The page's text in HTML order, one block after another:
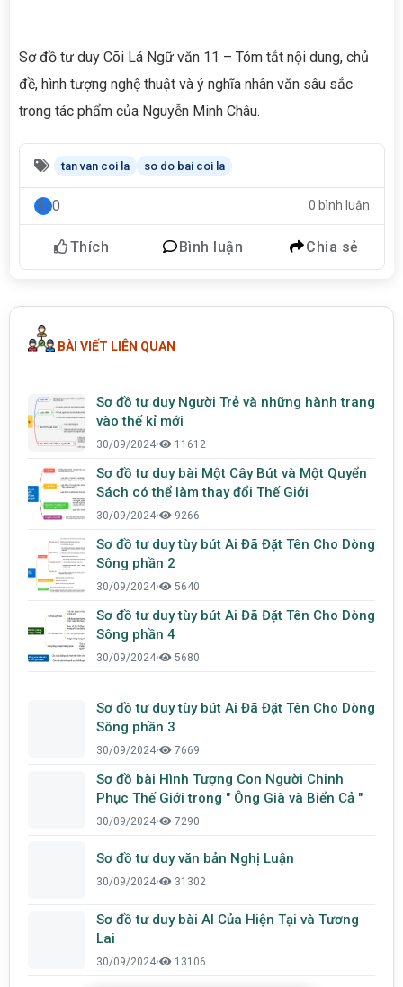
Sơ đồ tư duy Cõi Lá Ngữ văn 11 – Tóm tắt nội dung, chủ
đề, hình tượng nghệ thuật và ý nghĩa nhân văn sâu sắc
trong tác phẩm của Nguyễn Minh Châu.
tan van coi la so do bai coi la
0 0 bình luận
Thích Bình luận Chia sẻ
BÀI VIẾT LIÊN QUAN
Sơ đồ tư duy Người Trẻ và những hành trang
vào thế kỉ mới
30/09/2024• 11612
Sơ đồ tư duy bài Một Cây Bút và Một Quyển
Sách có thể làm thay đổi Thế Giới
30/09/2024• 9266
Sơ đồ tư duy tùy bút Ai Đã Đặt Tên Cho Dòng
Sông phần 2
30/09/2024• 5640
Sơ đồ tư duy tùy bút Ai Đã Đặt Tên Cho Dòng
Sông phần 4
30/09/2024• 5680
Sơ đồ tư duy tùy bút Ai Đã Đặt Tên Cho Dòng
Sông phần 3
30/09/2024• 7669
Sơ đồ bài Hình Tượng Con Người Chinh
Phục Thế Giới trong " Ông Già và Biển Cả "
30/09/2024• 7290
Sơ đồ tư duy văn bản Nghị Luận
30/09/2024• 31302
Sơ đồ tư duy bài AI Của Hiện Tại và Tương
Lai
30/09/2024• 13106